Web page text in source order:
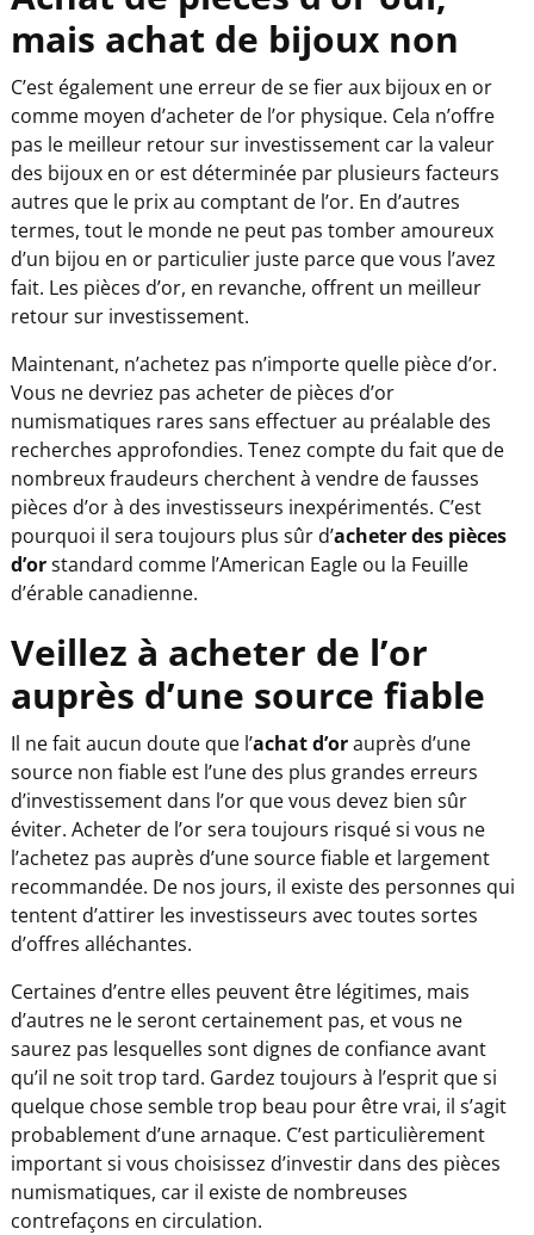
mais achat de bijoux non
C’est également une erreur de se fier aux bijoux en or
comme moyen d’acheter de l’or physique. Cela n’offre
pas le meilleur retour sur investissement car la valeur
des bijoux en or est déterminée par plusieurs facteurs
autres que le prix au comptant de l’or. En d’autres
termes, tout le monde ne peut pas tomber amoureux
d’un bijou en or particulier juste parce que vous l’avez
fait. Les pièces d’or, en revanche, offrent un meilleur
retour sur investissement.
Maintenant, n’achetez pas n’importe quelle pièce d’or.
Vous ne devriez pas acheter de pièces d’or
numismatiques rares sans effectuer au préalable des
recherches approfondies. Tenez compte du fait que de
nombreux fraudeurs cherchent à vendre de fausses
pièces d’or à des investisseurs inexpérimentés. C’est
pourquoi il sera toujours plus sûr d’acheter des pièces
d’orstandard comme l’American Eagle ou la Feuille
d’érable canadienne.
Veillez à acheter de l’or
auprès d’une source fiable
Il ne fait aucun doute que l’achat d’orauprès d’une
source non fiable est l’une des plus grandes erreurs
d’investissement dans l’or que vous devez bien sûr
éviter. Acheter de l’or sera toujours risqué si vous ne
l’achetez pas auprès d’une source fiable et largement
recommandée. De nos jours, il existe des personnes qui
tentent d’attirer les investisseurs avec toutes sortes
d’offres alléchantes.
Certaines d’entre elles peuvent être légitimes, mais
d’autres ne le seront certainement pas, et vous ne
saurez pas lesquelles sont dignes de confiance avant
qu’il ne soit trop tard. Gardez toujours à l’esprit que si
quelque chose semble trop beau pour être vrai, il s’agit
probablement d’une arnaque. C’est particulièrement
important si vous choisissez d’investir dans des pièces
numismatiques, car il existe de nombreuses
contrefaçons en circulation.